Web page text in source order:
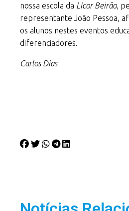
nossa escola da Licor Beirão,
representante João Pessoa,
os alunos nestes eventos
diferenciadores.
Carlos Dias